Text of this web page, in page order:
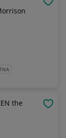
the